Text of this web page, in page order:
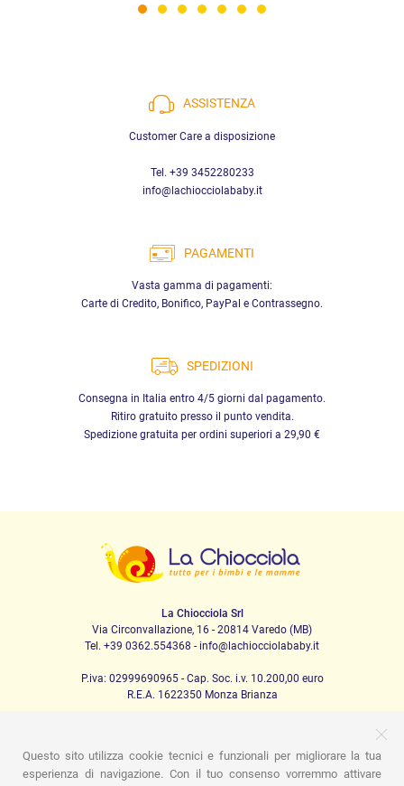
ASSISTENZA
Customer Care a disposizione
Tel. +39 3452280233
info@lachiocciolababy.it
PAGAMENTI
Vasta gamma di pagamenti:
Carte di Credito, Bonifico, PayPal e Contrassegno.
SPEDIZIONI
Consegna in Italia entro 4/5 giorni dal pagamento.
Ritiro gratuito presso il punto vendita.
Spedizione gratuita per ordini superiori a 29,90 €
La Chiocciola Srl
Via Circonvallazione, 16 - 20814 Varedo (MB)
Tel. +39 0362.554368 - info@lachiocciolababy.it
P.iva: 02999690965 - Cap. Soc. i.v. 10.200,00 euro
R.E.A. 1622350 Monza Brianza
PRODOTTI
Questo sito utilizza cookie tecnici e funzionali per migliorare la tua
esperienza di navigazione. Con il tuo consenso vorremmo attivare